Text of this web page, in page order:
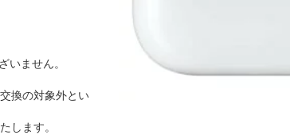
ません。
換の対象外とい
します。